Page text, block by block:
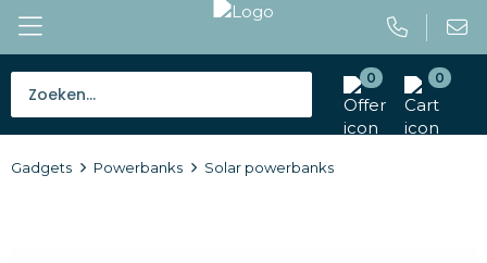
0 0
Tassen
Gadgets Powerbanks Solar powerbanks